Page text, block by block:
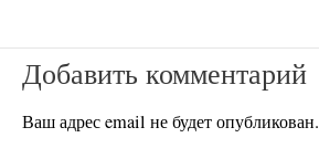
Добавить комментарий
Ваш адрес email не будет опубликован.